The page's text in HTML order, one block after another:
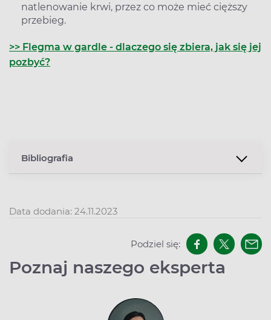
natlenowanie krwi, przez co może mieć cięższy
przebieg.
>> Flegma w gardle - dlaczego się zbiera, jak się jej
pozbyć?
Bibliografia
Data dodania: 24.11.2023
Podziel się:
Poznaj naszego eksperta